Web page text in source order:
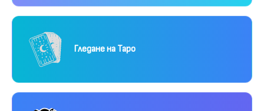
Гледане на Таро